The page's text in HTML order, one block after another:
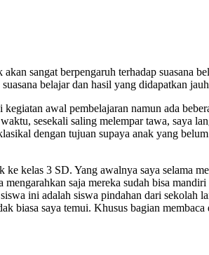
sangat berpengaruh terhadap suasana
belajar dan hasil yang didapatkan
awal pembelajaran namun ada
sesekali saling melempar tawa, saya
dengan tujuan supaya anak yang
kelas 3 SD. Yang awalnya saya selama
saja mereka sudah bisa
ini adalah siswa pindahan dari sekolah
biasa saya temui. Khusus bagian